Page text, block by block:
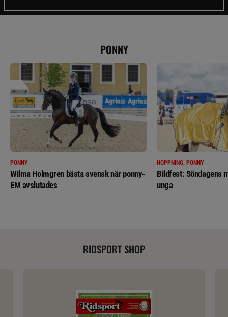
PONNY
PONNY
Wilma Holmgren bästa svensk när ponny-
EM avslutades
HOPPNING, PONNY
Bildfest: Söndagens
unga
RIDSPORT SHOP